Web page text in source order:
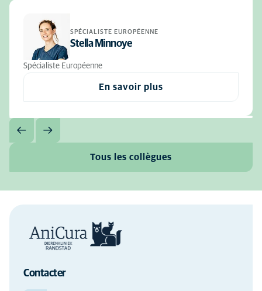
SPÉCIALISTE EUROPÉENNE
Stella Minnoye
Spécialiste Européenne
En savoir plus
Tous les collègues
Contacter